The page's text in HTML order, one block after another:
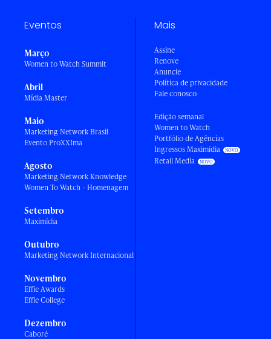
Eventos
Março
Women to Watch Summit
Abril
Mídia Master
Maio
Marketing Network Brasil
Evento ProXXIma
Agosto
Marketing Network Knowledge
Women To Watch - Homenagem
Setembro
Maximídia
Outubro
Marketing Network Internacional
Novembro
Effie Awards
Effie College
Dezembro
Caboré
Mais
Assine
Renove
Anuncie
Política de privacidade
Fale conosco
Edição semanal
Women to Watch
Portfólio de Agências
Ingressos Maximídia
Retail Media